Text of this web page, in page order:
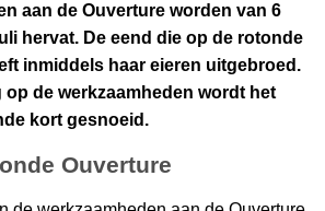
aan de Ouverture worden van 6
hervat. De eend die op de rotonde
inmiddels haar eieren uitgebroed.
de werkzaamheden wordt het
kort gesnoeid.
Ouverture